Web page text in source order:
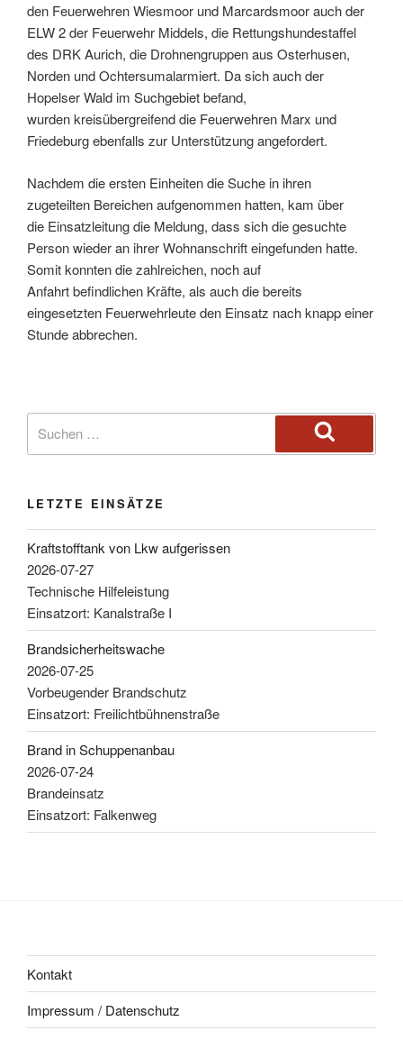
den Feuerwehren Wiesmoor und Marcardsmoor auch der
ELW 2 der Feuerwehr Middels, die Rettungshundestaffel
des DRK Aurich, die Drohnengruppen aus Osterhusen,
Norden und Ochtersumalarmiert. Da sich auch der
Hopelser Wald im Suchgebiet befand,
wurden kreisübergreifend die Feuerwehren Marx und
Friedeburg ebenfalls zur Unterstützung angefordert.
Nachdem die ersten Einheiten die Suche in ihren
zugeteilten Bereichen aufgenommen hatten, kam über
die Einsatzleitung die Meldung, dass sich die gesuchte
Person wieder an ihrer Wohnanschrift eingefunden hatte.
Somit konnten die zahlreichen, noch auf
Anfahrt befindlichen Kräfte, als auch die bereits
eingesetzten Feuerwehrleute den Einsatz nach knapp einer
Stunde abbrechen.
LETZTE EINSÄTZE
Kraftstofftank von Lkw aufgerissen
2026-07-27
Technische Hilfeleistung
Einsatzort: Kanalstraße I
Brandsicherheitswache
2026-07-25
Vorbeugender Brandschutz
Einsatzort: Freilichtbühnenstraße
Brand in Schuppenanbau
2026-07-24
Brandeinsatz
Einsatzort: Falkenweg
Kontakt
Impressum / Datenschutz